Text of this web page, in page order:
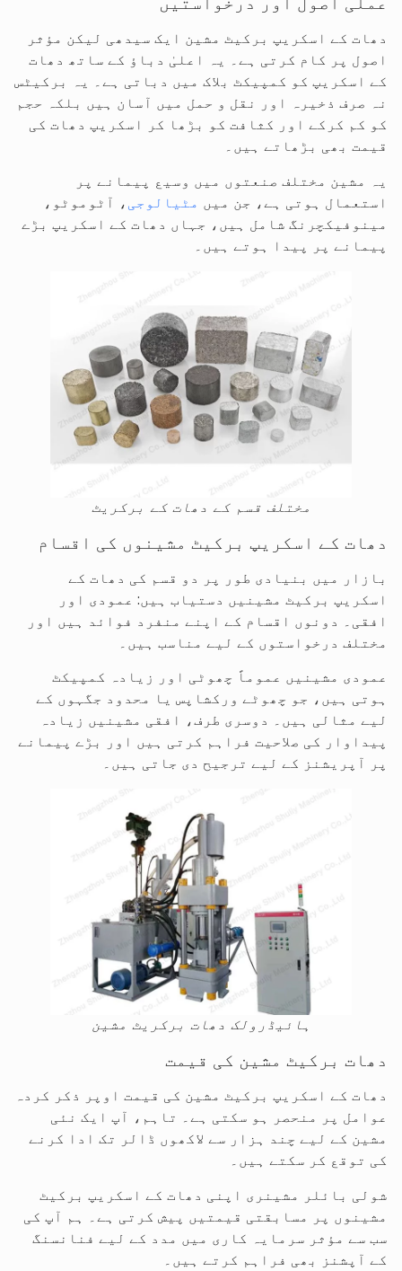
دھات کے اسکریپ برکیٹ مشین ایک سیدھی لیکن مؤثر
اصول پر کام کرتی ہے۔ یہ اعلیٰ دباؤ کے ساتھ دھات
کے اسکریپ کو کمپیکٹ بلاک میں دباتی ہے۔ یہ برکیٹس
نہ صرف ذخیرہ اور نقل و حمل میں آسان ہیں بلکہ حجم
کو کم کرکے اور کثافت کو بڑھا کر اسکریپ دھات کی
قیمت بھی بڑھاتے ہیں۔
یہ مشین مختلف صنعتوں میں وسیع پیمانے پر
استعمال ہوتی ہے، جن میں مٹیالوجی، آٹوموٹو،
مینوفیکچرنگ شامل ہیں، جہاں دھات کے اسکریپ بڑے
پیمانے پر پیدا ہوتے ہیں۔
مختلف قسم کے دھات کے برکریٹ
دھات کے اسکریپ برکیٹ مشینوں کی اقسام
بازار میں بنیادی طور پر دو قسم کی دھات کے
اسکریپ برکیٹ مشینیں دستیاب ہیں: عمودی اور
افقی۔ دونوں اقسام کے اپنے منفرد فوائد ہیں اور
مختلف درخواستوں کے لیے مناسب ہیں۔
عمودی مشینیں عموماً چھوٹی اور زیادہ کمپیکٹ
ہوتی ہیں، جو چھوٹے ورکشاپس یا محدود جگہوں کے
لیے مثالی ہیں۔ دوسری طرف، افقی مشینیں زیادہ
پیداوار کی صلاحیت فراہم کرتی ہیں اور بڑے پیمانے
پر آپریشنز کے لیے ترجیح دی جاتی ہیں۔
ہائیڈرولک دھات برکریٹ مشین
دھات برکیٹ مشین کی قیمت
دھات کے اسکریپ برکیٹ مشین کی قیمت اوپر ذکر کردہ
عوامل پر منحصر ہو سکتی ہے۔ تاہم، آپ ایک نئی
مشین کے لیے چند ہزار سے لاکھوں ڈالر تک ادا کرنے
کی توقع کر سکتے ہیں۔
شولی بائلر مشینری اپنی دھات کے اسکریپ برکیٹ
مشینوں پر مسابقتی قیمتیں پیش کرتی ہے۔ ہم آپ کی
سب سے مؤثر سرمایہ کاری میں مدد کے لیے فنانسنگ
کے آپشنز بھی فراہم کرتے ہیں۔